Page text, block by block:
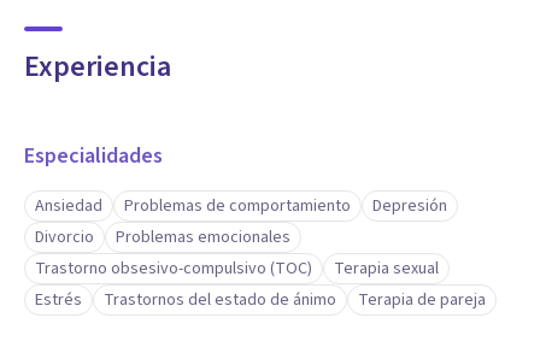
Experiencia
Especialidades
Ansiedad Problemas de comportamiento
Depresión
Divorcio
Problemas emocionales
Trastorno obsesivo-compulsivo (TOC)
Terapia sexual
Estrés
Trastornos del estado de ánimo Terapia de pareja